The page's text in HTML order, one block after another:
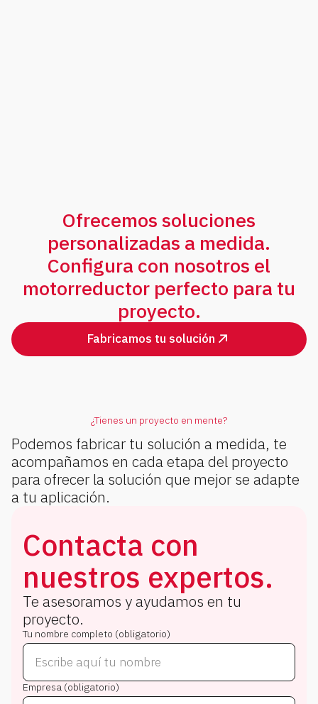
Ofrecemos soluciones
personalizadas a medida.
Configura con nosotros el
motorreductor perfecto para tu
proyecto.
Fabricamos tu solución
¿Tienes un proyecto en mente?
Podemos fabricar tu solución a medida, te
acompañamos en cada etapa del proyecto
para ofrecer la solución que mejor se adapte
a tu aplicación.
Contacta con
nuestros expertos.
Te asesoramos y ayudamos en tu
proyecto.
Tu nombre completo (obligatorio)
Empresa (obligatorio)